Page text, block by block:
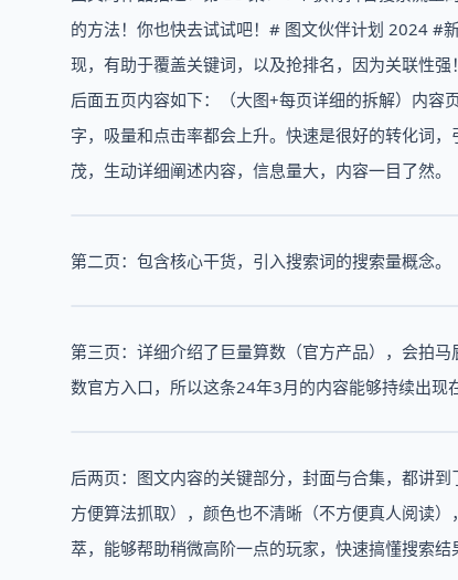
的方法！你也快去试试吧！# 图文伙伴计划 2024 #
现，有助于覆盖关键词，以及抢排名，因为关联性
后面五页内容如下：（大图+每页详细的拆解）内
字，吸量和点击率都会上升。快速是很好的转化词
茂，生动详细阐述内容，信息量大，内容一目了然。
第二页：包含核心干货，引入搜索词的搜索量概念。
第三页：详细介绍了巨量算数（官方产品），会拍
数官方入口，所以这条24年3月的内容能够持续出
后两页：图文内容的关键部分，封面与合集，都讲
方便算法抓取），颜色也不清晰（不方便真人阅读
萃，能够帮助稍微高阶一点的玩家，快速搞懂搜索结